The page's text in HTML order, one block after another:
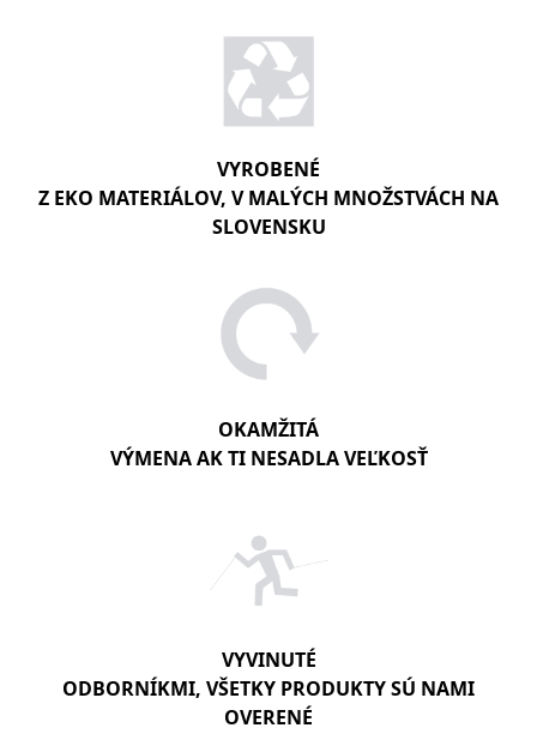
VYROBENÉ
Z EKO MATERIÁLOV, V MALÝCH MNOŽSTVÁCH NA
SLOVENSKU
OKAMŽITÁ
VÝMENA AK TI NESADLA VEĽKOSŤ
VYVINUTÉ
ODBORNÍKMI, VŠETKY PRODUKTY SÚ NAMI
OVERENÉ